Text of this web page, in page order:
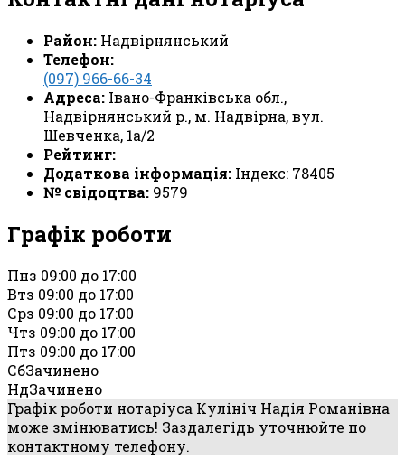
Район: Надвірнянський
Телефон:
(097) 966-66-34
Адреса: Івано-Франківська обл.,
Надвірнянський р., м. Надвірна, вул.
Шевченка, 1а/2
Рейтинг:
Додаткова інформація: Індекс: 78405
№ свідоцтва: 9579
Графік роботи
Пнз 09:00 до 17:00
Втз 09:00 до 17:00
Срз 09:00 до 17:00
Чтз 09:00 до 17:00
Птз 09:00 до 17:00
СбЗачинено
НдЗачинено
Графік роботи нотаріуса Кулініч Надія Романівна
може змінюватись! Заздалегідь уточнюйте по
контактному телефону.